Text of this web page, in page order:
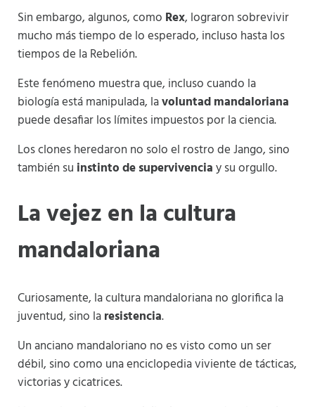
Sin embargo, algunos, como Rex, lograron sobrevivir
mucho más tiempo de lo esperado, incluso hasta los
tiempos de la Rebelión.
Este fenómeno muestra que, incluso cuando la
biología está manipulada, lavoluntad mandaloriana
puede desafiar los límites impuestos por la ciencia.
Los clones heredaron no solo el rostro de Jango, sino
también su instinto de supervivenciay su orgullo.
La vejez en la cultura
mandaloriana
Curiosamente, la cultura mandaloriana no glorifica la
juventud, sino laresistencia.
Un anciano mandaloriano no es visto como un ser
débil, sino como una enciclopedia viviente de tácticas,
victorias y cicatrices.